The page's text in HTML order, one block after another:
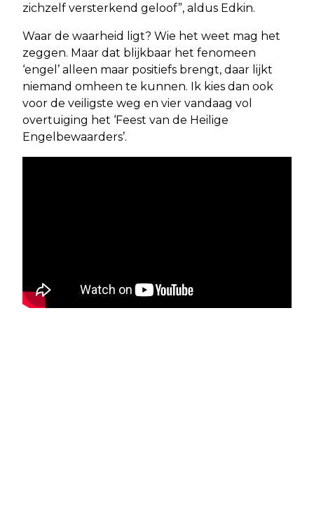
zichzelf versterkend geloof”, aldus Edkin.
Waar de waarheid ligt? Wie het weet mag het
zeggen. Maar dat blijkbaar het fenomeen
‘engel’ alleen maar positiefs brengt, daar lijkt
niemand omheen te kunnen. Ik kies dan ook
voor de veiligste weg en vier vandaag vol
overtuiging het ‘Feest van de Heilige
Engelbewaarders’.